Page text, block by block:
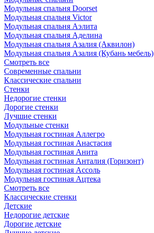
Модульная спальня Doorset
Модульная спальня Victor
Модульная спальня Аэлита
Модульная спальня Аделина
Модульная спальня Азалия (Аквилон)
Модульная спальня Азалия (Кубань мебель)
Смотреть все
Современные спальни
Классические спальни
Стенки
Недорогие стенки
Дорогие стенки
Лучшие стенки
Модульные стенки
Модульная гостиная Аллегро
Модульная гостиная Анастасия
Модульная гостиная Анита
Модульная гостиная Анталия (Горизонт)
Модульная гостиная Ассоль
Модульная гостиная Ацтека
Смотреть все
Классические стенки
Детские
Недорогие детские
Дорогие детские